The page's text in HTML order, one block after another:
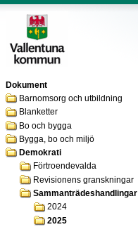
Dokument
Barnomsorg och utbildning
Blanketter
Bo och bygga
Bygga, bo och miljö
Demokrati
Förtroendevalda
Revisionens granskningar
Sammanträdeshandlingar
2024
2025